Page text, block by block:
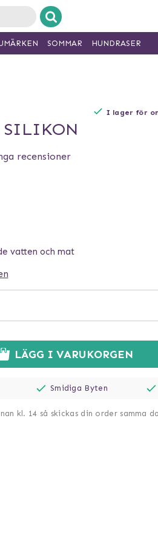
I lager för
SILIKON
recensioner
vatten och mat
LÄGG I VARUKORGEN
Smidiga Byten
kl. 14 så skickas din order samma
SOMMAR HUNDRASER